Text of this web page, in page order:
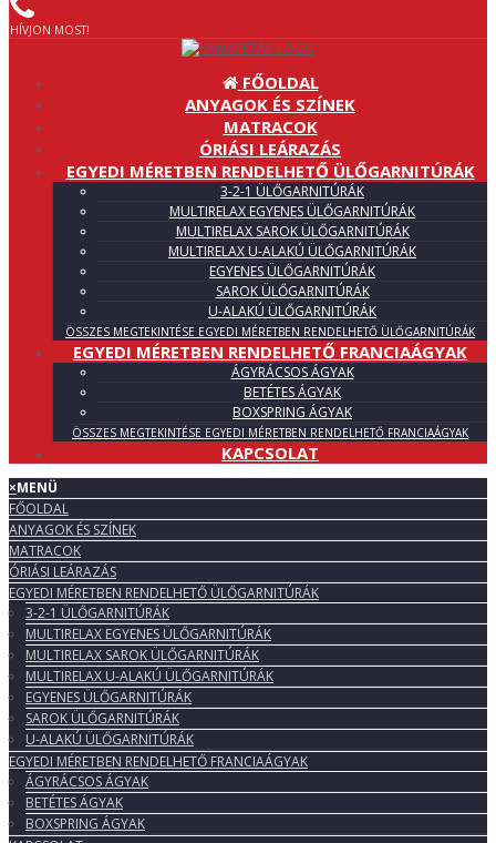
HÍVJON MOST!
FŐOLDAL
ANYAGOK ÉS SZÍNEK
MATRACOK
ÓRIÁSI LEÁRAZÁS
EGYEDI MÉRETBEN RENDELHETŐ ÜLŐGARNITÚRÁK
3-2-1 ÜLŐGARNITÚRÁK
MULTIRELAX EGYENES ÜLŐGARNITÚRÁK
MULTIRELAX SAROK ÜLŐGARNITÚRÁK
MULTIRELAX U-ALAKÚ ÜLŐGARNITÚRÁK
EGYENES ÜLŐGARNITÚRÁK
SAROK ÜLŐGARNITÚRÁK
U-ALAKÚ ÜLŐGARNITÚRÁK
ÖSSZES MEGTEKINTÉSE EGYEDI MÉRETBEN RENDELHETŐ ÜLŐGARNITÚRÁK
EGYEDI MÉRETBEN RENDELHETŐ FRANCIAÁGYAK
ÁGYRÁCSOS ÁGYAK
BETÉTES ÁGYAK
BOXSPRING ÁGYAK
ÖSSZES MEGTEKINTÉSE EGYEDI MÉRETBEN RENDELHETŐ FRANCIAÁGYAK
KAPCSOLAT
×MENÜ
FŐOLDAL
ANYAGOK ÉS SZÍNEK
MATRACOK
ÓRIÁSI LEÁRAZÁS
EGYEDI MÉRETBEN RENDELHETŐ ÜLŐGARNITÚRÁK
3-2-1 ÜLŐGARNITÚRÁK
MULTIRELAX EGYENES ÜLŐGARNITÚRÁK
MULTIRELAX SAROK ÜLŐGARNITÚRÁK
MULTIRELAX U-ALAKÚ ÜLŐGARNITÚRÁK
EGYENES ÜLŐGARNITÚRÁK
SAROK ÜLŐGARNITÚRÁK
U-ALAKÚ ÜLŐGARNITÚRÁK
EGYEDI MÉRETBEN RENDELHETŐ FRANCIAÁGYAK
ÁGYRÁCSOS ÁGYAK
BETÉTES ÁGYAK
BOXSPRING ÁGYAK